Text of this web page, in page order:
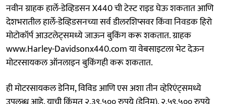
नवीन ग्राहक हार्ले-डेव्हिडसन X440 ची टेस्‍ट राइड घेऊ शकतात आणि
देशभरातील हार्ले-डेव्हिडसनच्या सर्व डीलरशिप्सवर किंवा निवडक हिरो
मोटोकॉर्प आउटलेट्समध्ये जाऊन बुकिंग करू शकतात. ग्राहक
www.Harley-Davidsonx440.com या वेबसाइटला भेट देऊन
मोटरसायकल ऑनलाइन बुकिंगही करू शकतात.
ही मोटरसायकल डेनिम, विविड आणि एस अशा तीन व्हेरिएंट्समध्ये